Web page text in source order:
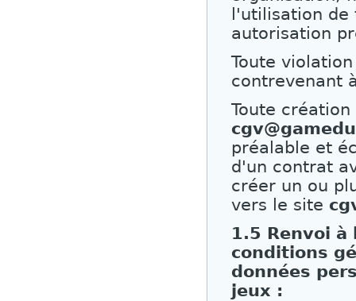
l'utilisation
autorisation
Toute
contrevenant
Toute
préalable et
d'un contrat
créer un ou
vers le site
1.5 Renvoi
conditions
données
jeux :